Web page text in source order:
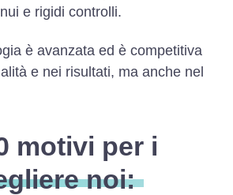
e rigidi controlli.
è avanzata ed è competitiva
e nei risultati, ma anche nel
motivi per i
noi: